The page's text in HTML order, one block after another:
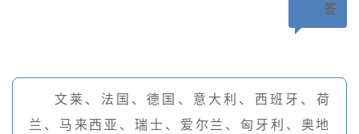
答
文莱、法国、德国、意大利、西班牙、荷
兰、马来西亚、瑞士、爱尔兰、匈牙利、奥地